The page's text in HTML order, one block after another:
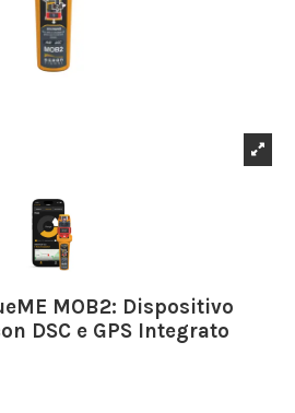
MOB2: Dispositivo
DSC e GPS Integrato